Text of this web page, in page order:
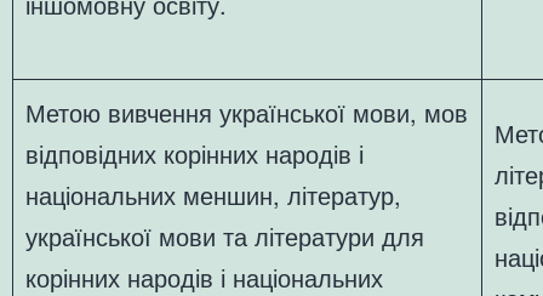
Метою вивчення української мови, мов
відповідних корінних народів і
національних меншин, літератур,
української мови та літератури для
корінних народів і національних